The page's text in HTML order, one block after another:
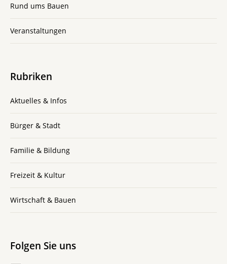
Rund ums Bauen
Veranstaltungen
Rubriken
Aktuelles & Infos
Bürger & Stadt
Familie & Bildung
Freizeit & Kultur
Wirtschaft & Bauen
Folgen Sie uns